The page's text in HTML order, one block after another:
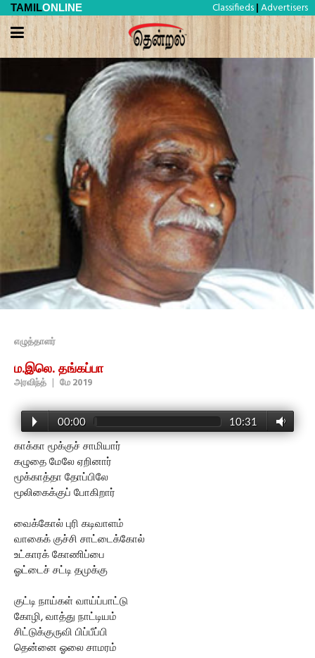
TAMILONLINE Classifieds | Advertisers
எழுத்தாளர்
ம.இலெ. தங்கப்பா
அரவிந்த் | மே 2019
00:00 10:31
காக்கா மூக்குச் சாமியார்
கழுதை மேலே ஏறினார்
மூக்காத்தா தோப்பிலே
மூலிகைக்குப் போகிறார்
வைக்கோல் புரி கடிவாளம்
வாகைக் குச்சி சாட்டைக்கோல்
உட்காரக் கோணிப்பை
ஓட்டைச் சட்டி தமுக்கு
குட்டி நாய்கள் வாய்ப்பாட்டு
கோழி, வாத்து நாட்டியம்
சிட்டுக்குருவி பிப்பீப்பி
தென்னை ஓலை சாமரம்